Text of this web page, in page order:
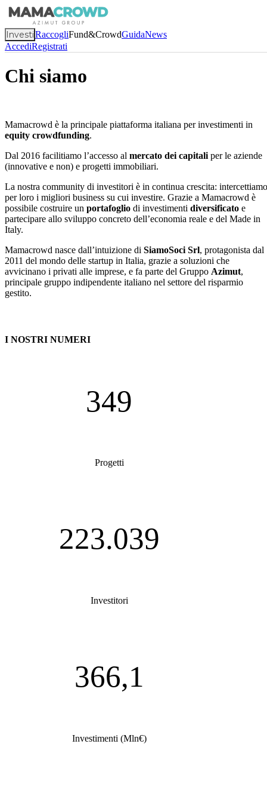
InvestiRaccogliFund&CrowdGuidaNews
AccediRegistrati
Chi siamo
Mamacrowd è la principale piattaforma italiana per investimenti in
equity crowdfunding.
Dal 2016 facilitiamo l’accesso al mercato dei capitali per le aziende
(innovative e non) e progetti immobiliari.
La nostra community di investitori è in continua crescita: intercettiamo
per loro i migliori business su cui investire. Grazie a Mamacrowd è
possibile costruire un portafoglio di investimenti diversificato e
partecipare allo sviluppo concreto dell’economia reale e del Made in
Italy.
Mamacrowd nasce dall’intuizione di SiamoSoci Srl, protagonista dal
2011 del mondo delle startup in Italia, grazie a soluzioni che
avvicinano i privati alle imprese, e fa parte del Gruppo Azimut,
principale gruppo indipendente italiano nel settore del risparmio
gestito.
I NOSTRI NUMERI
349
Progetti
223.039
Investitori
366,1
Investimenti (Mln€)